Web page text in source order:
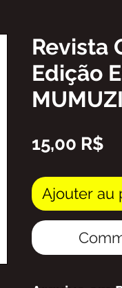
Revista
Edição
15,00 R$
Ajouter au